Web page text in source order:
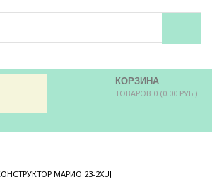
КОРЗИНА
ТОВАРОВ 0 (0.00 РУБ.)
МАРИО 23-2XUJ